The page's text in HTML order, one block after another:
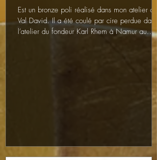
Est un bronze poli réalisé dans mon atelier de
Val David. Il a été coulé par cire perdue dans
l’atelier du fondeur Karl Rhem à Namur au...